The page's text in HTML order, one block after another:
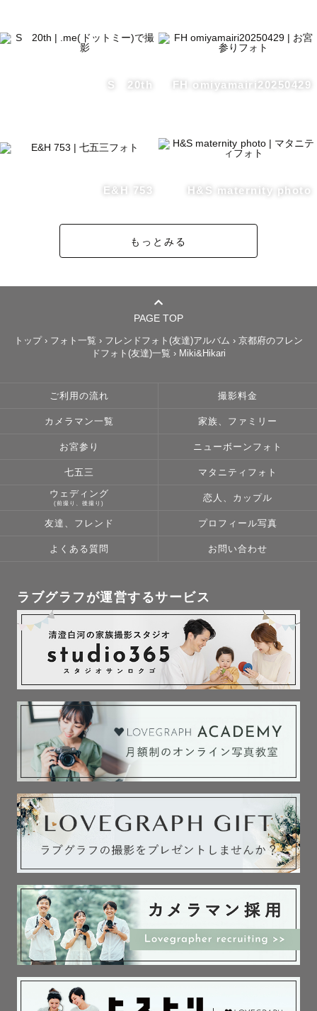
そうした写真は未来への手紙としての役割を果たすと僕は
ウェディングやファミリーフォト、
常の延長上にある皆さんの時間です
「過行く日常を残す」
今しかないこの時間を一緒に過ごし残していきたいと思っ
よくご相談・ご依頼をいただく場所に限り交通費の提示を
させていただいております。
・三重県内一部　3,000円
・愛知県内一部　5,000円
・野間灯台（愛知）　5,000円
・砥峰高原（兵庫県）　5,000円
・白良浜（和歌山）　4,000円
・千畳敷（和歌山）　4,000円
・淡路島（兵庫県）　10,000円
・伊良湖灯台（愛知）　10,000円
その他撮影地については一度ご相談ください。
※2026年1月現在
※交通費の計算は私の自宅からとさせていただいておりま
※活動範囲内でも一部、交通費の超過をいただく場合がご
ざいます。
【撮影相談について】
[×・△]の場合でも撮影を受け付けることが可能な場合がご
ざいます。
公式LINEにてお気軽にご相談ください！
【自己紹介】
谷口卓弥
1995年奈良県生まれ。奈良を拠点に活動。
広告代理店で営業職を経験したのちフォトグラファーに転
向。
営業職時代に培ったヒアリング力と提案力を用いてご依頼
者様に寄り添った撮影を得意とする。
人物撮影を中心に広告写真からウェディングやプロフィー
S 20th FH omiyamairi20250429
E&H 753 H&S maternity photo
もっとみる
PAGE TOP
トップ › フォト一覧 › フレンドフォト(友達)アルバム › 京都府のフレン
ドフォト(友達)一覧 › Miki&Hikari
ご利用の流れ 撮影料金
カメラマン一覧 家族、ファミリー
お宮参り ニューボーンフォト
七五三 マタニティフォト
ウェディング
(前撮り、後撮り)
恋人、カップル
友達、フレンド プロフィール写真
よくある質問 お問い合わせ
ラブグラフが運営するサービス